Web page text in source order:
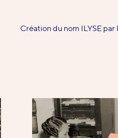
Création du nom ILYSE par